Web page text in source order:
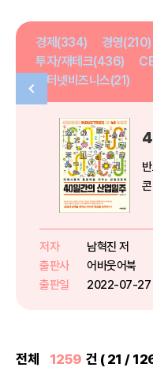
경제(334) 경영(210)
투자/재테크(436)
인터넷비즈니스(21)
콘텐
저자
남혁진 저
출판사
어바웃어북
출판일
2022-07-27
전체 1259 건 ( 21 /